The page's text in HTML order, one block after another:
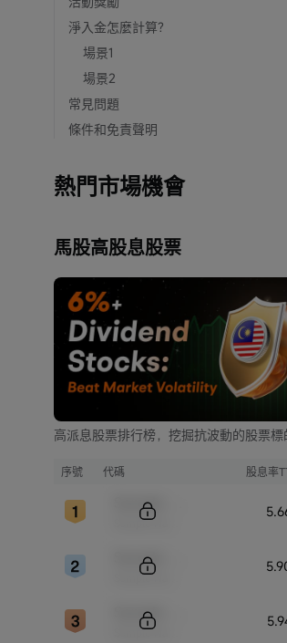
淨入金怎麼計算?
場景1
場景2
常見問題
條件和免責聲明
熱門市場機會
馬股高股息股票
高派息股票排行榜，挖掘抗波動的股票標
序號 代碼 股息率